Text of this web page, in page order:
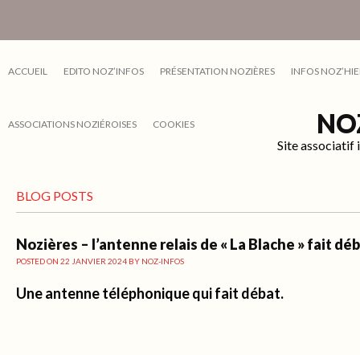
ACCUEIL EDITO NOZ’INFOS PRÉSENTATION NOZIÈRES INFOS
ASSOCIATIONS NOZIÉROISES COOKIES
Site associatif
BLOG POSTS
Nozières – l’antenne relais de « La Blache » fait
POSTED ON 22 JANVIER 2024 BY NOZ-INFOS
Une antenne téléphonique qui fait débat.